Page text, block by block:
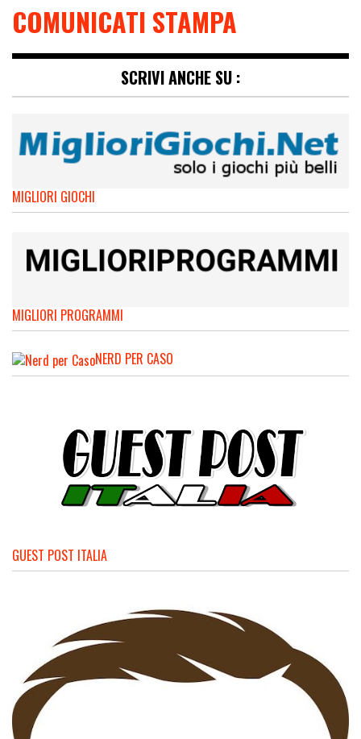
COMUNICATI STAMPA
SCRIVI ANCHE SU :
MIGLIORI GIOCHI
MIGLIORI PROGRAMMI
NERD PER CASO
GUEST POST ITALIA